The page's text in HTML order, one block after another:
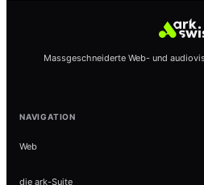
Massgeschneiderte Web- und
NAVIGATION
Web
die ark-Suite